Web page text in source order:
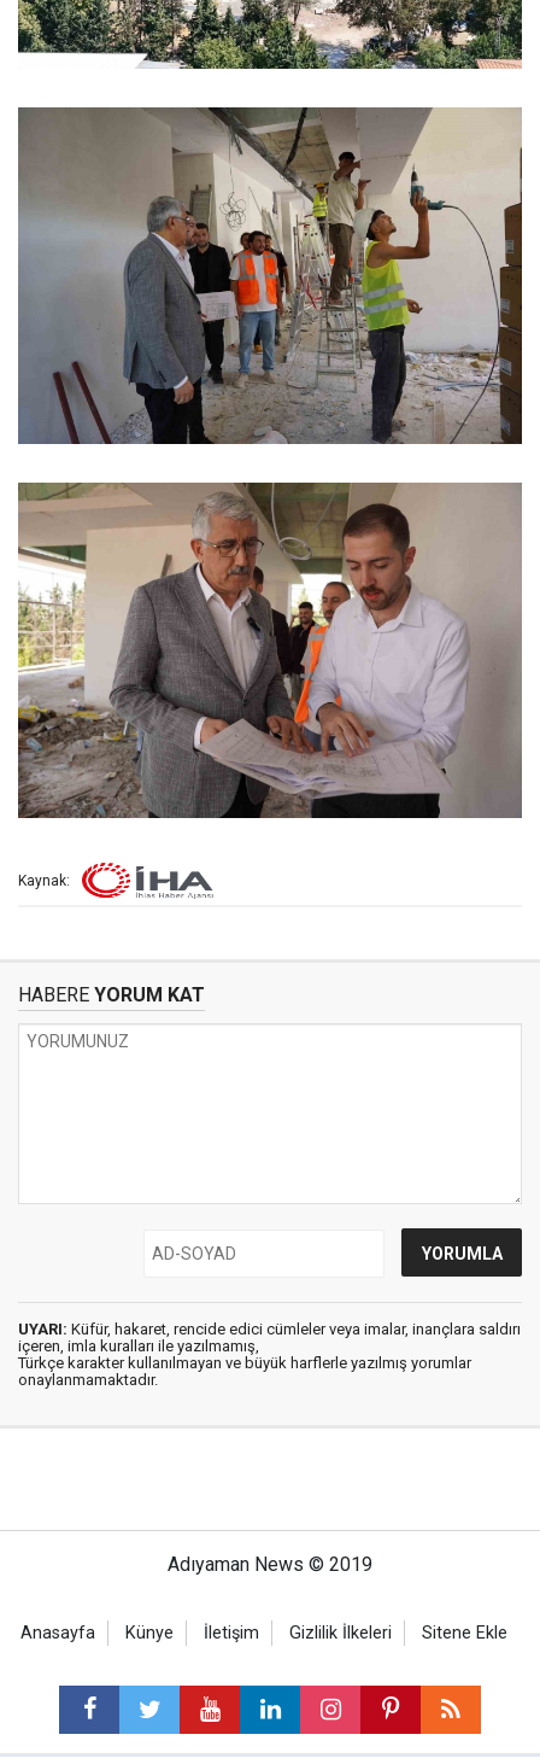
Kaynak:
HABERE YORUM KAT
UYARI: Küfür, hakaret, rencide edici cümleler veya imalar, inançlara saldırı
içeren, imla kuralları ile yazılmamış,
Türkçe karakter kullanılmayan ve büyük harflerle yazılmış yorumlar
onaylanmamaktadır.
Adıyaman News © 2019
Anasayfa Künye İletişim Gizlilik İlkeleri Sitene Ekle